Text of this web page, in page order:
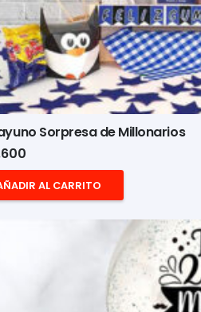
Sorpresa de Millonarios
AL CARRITO